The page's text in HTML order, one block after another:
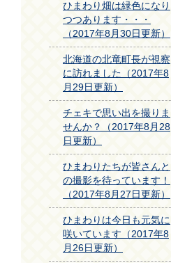
ひまわり畑は緑色になり
つつあります・・・
（2017年8月30日更新）
北海道の北竜町長が視察
に訪れました（2017年8
月29日更新）
チェキで思い出を撮りま
せんか？（2017年8月28
日更新）
ひまわりたちが皆さんと
の撮影を待っています！
（2017年8月27日更新）
ひまわりは今日も元気に
咲いています（2017年8
月26日更新）